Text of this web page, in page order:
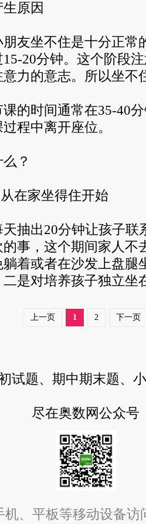
原因
坐不住是十分正常
20分钟。这个阶段
力的意志。所以坐不
时间通常在35-40分
程中离开座位。
？
家坐得住开始
出20分钟让孩子联
事，这个期间家人不
着或者在沙发上盘腿
是对培养孩子独立坐
上一页 1 2 下一页
试题、期中期末题、
尽在奥数网公众号
机、平板等移动设备访